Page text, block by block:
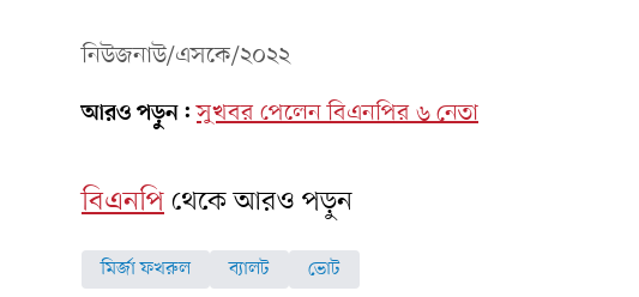
নিউজনাউ/এসকে/২০২২
আরও পড়ুন: সুখবর পেলেন বিএনপির ৬ নেতা
বিএনপিথেকে আরও পড়ুন
মির্জা ফখরুল ব্যালট ভোট